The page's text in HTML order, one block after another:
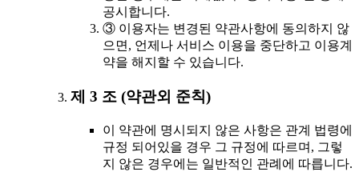
공시합니다.
③ 이용자는 변경된 약관사항에 동의하지 않
으면, 언제나 서비스 이용을 중단하고 이용계
약을 해지할 수 있습니다.
제 3 조 (약관외 준칙)
이 약관에 명시되지 않은 사항은 관계 법령에
규정 되어있을 경우 그 규정에 따르며, 그렇
지 않은 경우에는 일반적인 관례에 따릅니다.